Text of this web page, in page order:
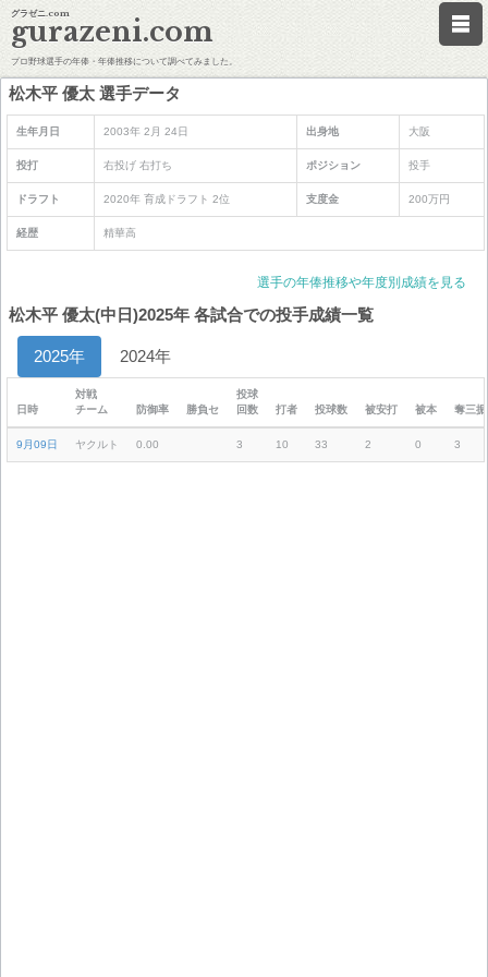
グラゼニ.com
gurazeni.com
プロ野球選手の年俸・年俸推移について調べてみました。
松木平 優太 選手データ
生年月日 2003年 2月 24日 出身地 大阪
投打 右投げ 右打ち ポジション 投手
ドラフト 2020年 育成ドラフト 2位 支度金 200万円
経歴 精華高
選手の年俸推移や年度別成績を見る
松木平 優太(中日)2025年 各試合での投手成績一覧
2025年 2024年
日時
対戦
チーム
防御率 勝負セ
投球
回数
打者 投球数 被安打 被本 奪三振
9月09日 ヤクルト 0.00 3 10 33 2 0 3